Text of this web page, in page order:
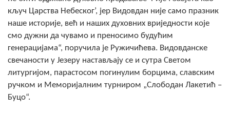
Спорт
ЦИВИЛНА ЗАШТИТА
КОНТАКТ
кључ Царства Небеског’, јер Видовдан није само празник
наше историје, већ и наших духовних вриједности које
смо дужни да чувамо и преносимо будућим
генерацијама“, поручила је Ружичићева. Видовданске
свечаности у Језеру настављају се и сутра Светом
литургијом, парастосом погинулим борцима, славским
ручком и Меморијалним турниром „Слободан Лакетић –
Буцо“.